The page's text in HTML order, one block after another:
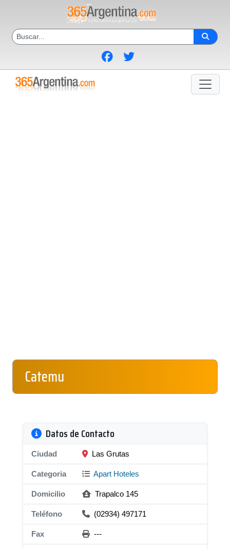
Catemu
Datos de Contacto
Ciudad Las Grutas
Categoria Apart Hoteles
Domicilio Trapalco 145
Teléfono (02934) 497171
Fax ---